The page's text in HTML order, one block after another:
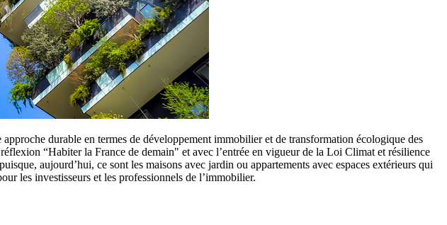
durable en termes de développement immobilier et de transformation écologique des
“Habiter la France de demain" et avec l’entrée en vigueur de la Loi Climat et résilience
aujourd’hui, ce sont les maisons avec jardin ou appartements avec espaces extérieurs qui
les investisseurs et les professionnels de l’immobilier.